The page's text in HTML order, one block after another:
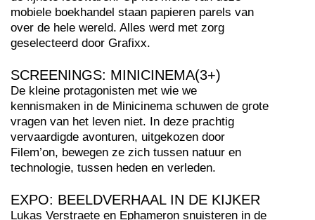
mobiele boekhandel staan papieren parels van
over de hele wereld. Alles werd met zorg
geselecteerd door Grafixx.
SCREENINGS: MINICINEMA(3+)
De kleine protagonisten met wie we
kennismaken in de Minicinema schuwen de grote
vragen van het leven niet. In deze prachtig
vervaardigde avonturen, uitgekozen door
Filem’on, bewegen ze zich tussen natuur en
technologie, tussen heden en verleden.
EXPO: BEELDVERHAAL IN DE KIJKER
Lukas Verstraete en Ephameron snuisteren in de